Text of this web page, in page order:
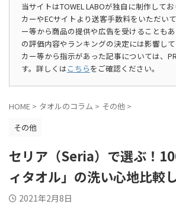
当サイトはTOWEL LABOが独自に制作して
カーやECサイトより送客手数料をいただい
ー等から商品の提供や広告を受けることも
の評価内容やランキングの決定には影響し
カー等から指示があった記事については、
す。詳しくはこちらをご確認ください。
HOME > タオルのコラム > その他 >
その他
セリア（Seria）で選ぶ！
ィタオル」の洗い心地比較
2021年2月8日